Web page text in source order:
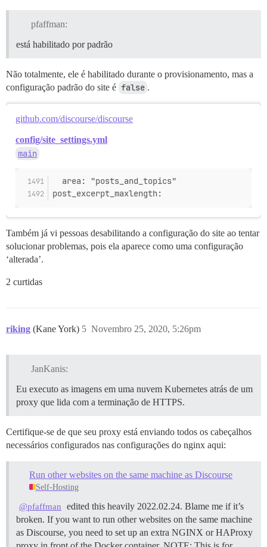
pfaffman:
está habilitado por padrão
Não totalmente, ele é habilitado durante o provisionamento, mas a
configuração padrão do site é false .
github.com/discourse/discourse
config/site_settings.yml
main
  area: "posts_and_topics"
post_excerpt_maxlength:
Também já vi pessoas desabilitando a configuração do site ao tentar
solucionar problemas, pois ela aparece como uma configuração
‘alterada’.
2 curtidas
riking (Kane York) Novembro 25, 2020, 5:26pm
5
JanKanis:
Eu executo as imagens em uma nuvem Kubernetes atrás de um
proxy que lida com a terminação de HTTPS.
Certifique-se de que seu proxy está enviando todos os cabeçalhos
necessários configurados nas configurações do nginx aqui:
Run other websites on the same machine as Discourse
Self-Hosting
@pfaffman
edited this heavily 2022.02.24. Blame me if it’s
broken. If you want to run other websites on the same machine
as Discourse, you need to set up an extra NGINX or HAProxy